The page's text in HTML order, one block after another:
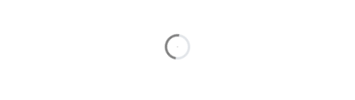
godzin